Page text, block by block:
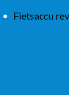
Fietsaccu